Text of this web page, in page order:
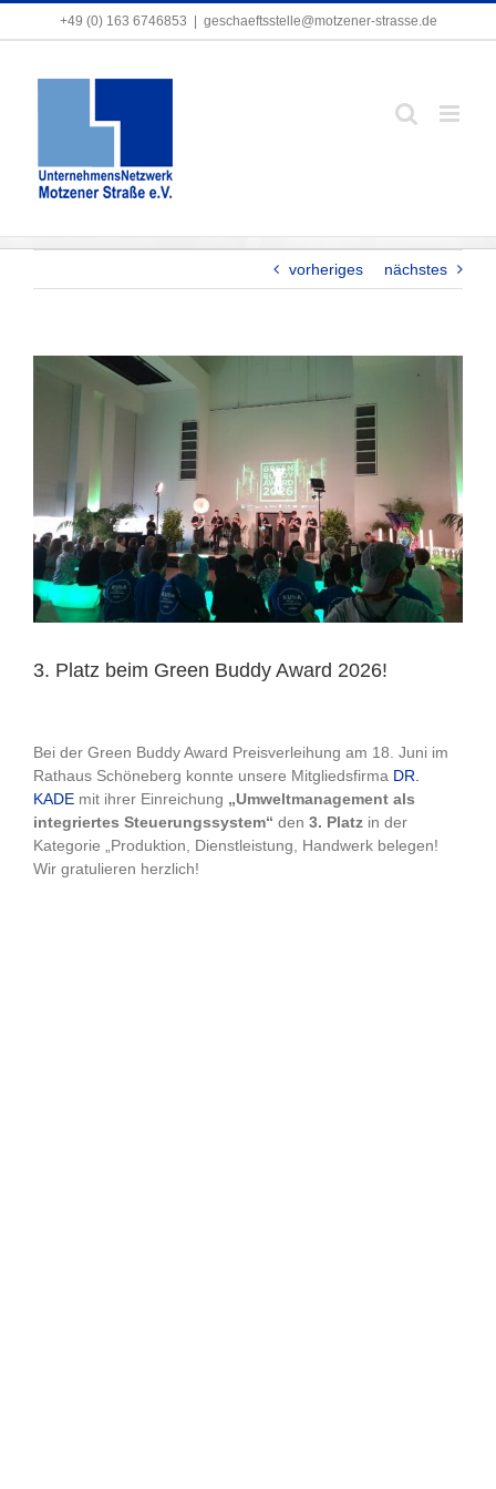
+49 (0) 163 6746853 geschaeftsstelle@motzener-strasse.de
+49 (0) 163 6746853 geschaeftsstelle@motzener-strasse.de
vorheriges nächstes
grösseres
3. Platz beim Green Buddy Award 2026!
Bei der Green Buddy Award Preisverleihung am 18. Juni im
Rathaus Schöneberg konnte unsere Mitgliedsfirma DR.
KADE mit ihrer Einreichung „Umweltmanagement als
integriertes Steuerungssystem“ den 3. Platz in der
Kategorie „Produktion, Dienstleistung, Handwerk belegen!
Wir gratulieren herzlich!